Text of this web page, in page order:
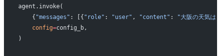
agent.invoke(
    {
"messages" : [{ "role" : "user" , "content" :
"大阪の天気は
    config
=config_b,
)